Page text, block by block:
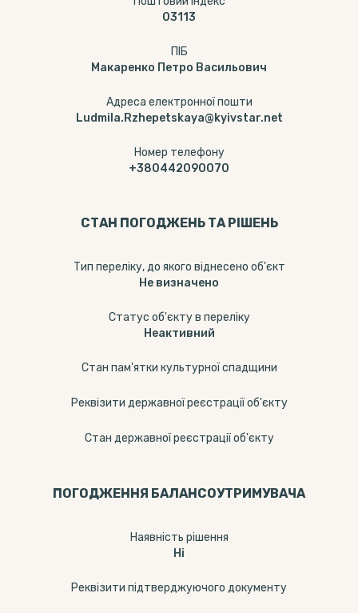
03113
ПІБ
Макаренко Петро Васильович
Адреса електронної пошти
Ludmila.Rzhepetskaya@kyivstar.net
Номер телефону
+380442090070
СТАН ПОГОДЖЕНЬ ТА РІШЕНЬ
Тип переліку, до якого віднесено об'єкт
Не визначено
Статус об'єкту в переліку
Неактивний
Стан пам'ятки культурної спадщини
Реквізити державної реєстрації об'єкту
Стан державної реєстрації об'єкту
ПОГОДЖЕННЯ БАЛАНСОУТРИМУВАЧА
Наявність рішення
Ні
Реквізити підтверджуючого документу